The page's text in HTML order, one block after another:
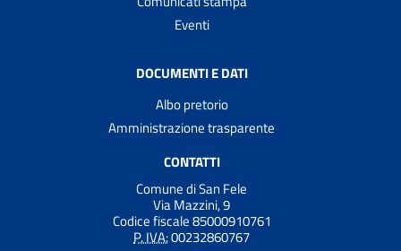
Eventi
DOCUMENTI E DATI
Albo pretorio
Amministrazione trasparente
CONTATTI
Comune di San Fele
Via Mazzini, 9
Codice fiscale 85000910761
P. IVA:00232860767